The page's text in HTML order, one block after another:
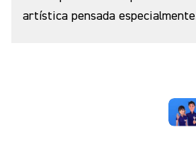
artística pensada especialmente
convidamos os bebês e seus